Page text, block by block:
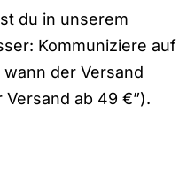
du in unserem
Kommuniziere auf
der Versand
ab 49 €”).